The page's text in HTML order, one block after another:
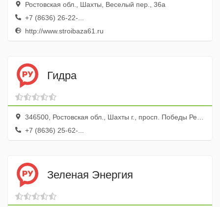
Ростовская обл., Шахты, Веселый пер., 36а
+7 (8636) 26-22-...
http://www.stroibaza61.ru
Гидра
346500, Ростовская обл., Шахты г., просп. Победы Революции, 111, оф. 4
+7 (8636) 25-62-...
Зеленая Энергия